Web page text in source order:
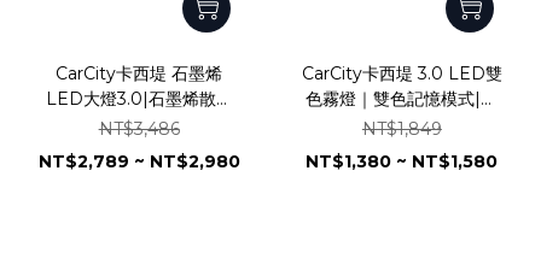
CarCity卡西堤 石墨烯
LED大燈3.0|石墨烯散熱
技術|兩年保固|智能溫
控|4580 車規級芯片
NT$3,486
NT$2,789 ~ NT$2,980
CarCity卡西堤 3.0 LED雙
色霧燈｜雙色記憶模式|石
墨烯散熱|兩年保固｜1860
芯片｜一體化設計｜H8
NT$1,849
NT$1,380 ~ NT$1,580